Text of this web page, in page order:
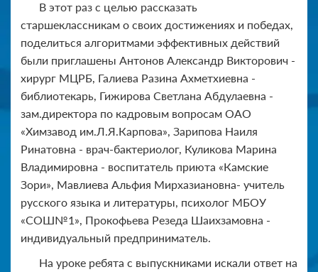
В этот раз с целью рассказать
старшеклассникам о своих достижениях и победах,
поделиться алгоритмами эффективных действий
были приглашены Антонов Александр Викторович -
хирург МЦРБ, Галиева Разина Ахметхиевна -
библиотекарь, Гижирова Светлана Абдулаевна -
зам.директора по кадровым вопросам ОАО
«Химзавод им.Л.Я.Карпова», Зарипова Наиля
Ринатовна - врач-бактериолог, Куликова Марина
Владимировна - воспитатель приюта «Камские
Зори», Мавлиева Альфия Мирхазиановна- учитель
русского языка и литературы, психолог МБОУ
«СОШ№1», Прокофьева Резеда Шаихзамовна -
индивидуальный предприниматель.
На уроке ребята с выпускниками искали ответ на